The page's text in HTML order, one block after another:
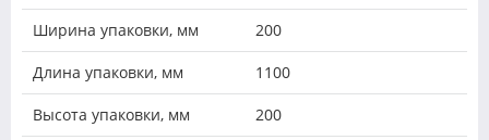
Ширина упаковки, мм 200
Длина упаковки, мм 1100
Высота упаковки, мм 200